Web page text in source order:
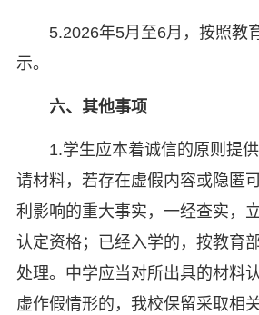
5.2026年5月至6月，按照教
示。
六、 其他事项
1.学生应本着诚信的原则提
请材料，若存在虚假内容或隐匿
利影响的重大事实，一经查实，
认定资格；已经入学的，按教育
处理。中学应当对所出具的材料
虚作假情形的，我校保留采取相